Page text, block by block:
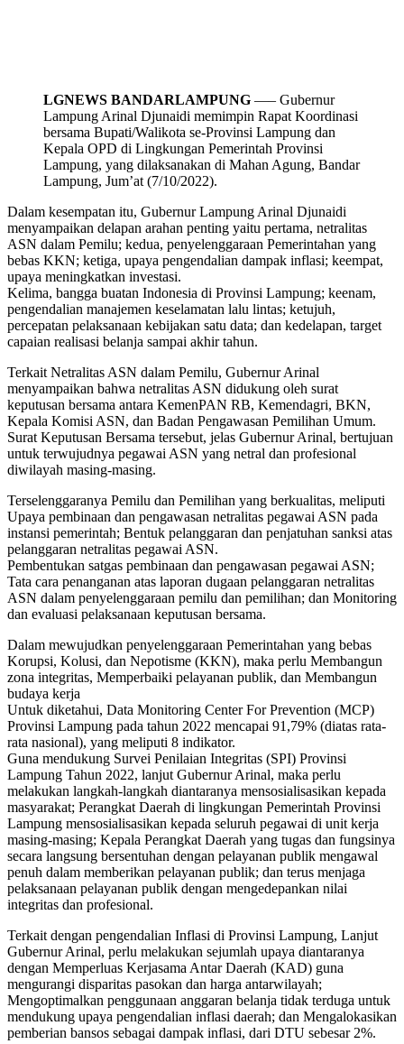
LGNEWS BANDARLAMPUNG —– Gubernur
Lampung Arinal Djunaidi memimpin Rapat Koordinasi
bersama Bupati/Walikota se-Provinsi Lampung dan
Kepala OPD di Lingkungan Pemerintah Provinsi
Lampung, yang dilaksanakan di Mahan Agung, Bandar
Lampung, Jum’at (7/10/2022).
Dalam kesempatan itu, Gubernur Lampung Arinal Djunaidi
menyampaikan delapan arahan penting yaitu pertama, netralitas
ASN dalam Pemilu; kedua, penyelenggaraan Pemerintahan yang
bebas KKN; ketiga, upaya pengendalian dampak inflasi; keempat,
upaya meningkatkan investasi.
Kelima, bangga buatan Indonesia di Provinsi Lampung; keenam,
pengendalian manajemen keselamatan lalu lintas; ketujuh,
percepatan pelaksanaan kebijakan satu data; dan kedelapan, target
capaian realisasi belanja sampai akhir tahun.
Terkait Netralitas ASN dalam Pemilu, Gubernur Arinal
menyampaikan bahwa netralitas ASN didukung oleh surat
keputusan bersama antara KemenPAN RB, Kemendagri, BKN,
Kepala Komisi ASN, dan Badan Pengawasan Pemilihan Umum.
Surat Keputusan Bersama tersebut, jelas Gubernur Arinal, bertujuan
untuk terwujudnya pegawai ASN yang netral dan profesional
diwilayah masing-masing.
Terselenggaranya Pemilu dan Pemilihan yang berkualitas, meliputi
Upaya pembinaan dan pengawasan netralitas pegawai ASN pada
instansi pemerintah; Bentuk pelanggaran dan penjatuhan sanksi atas
pelanggaran netralitas pegawai ASN.
Pembentukan satgas pembinaan dan pengawasan pegawai ASN;
Tata cara penanganan atas laporan dugaan pelanggaran netralitas
ASN dalam penyelenggaraan pemilu dan pemilihan; dan Monitoring
dan evaluasi pelaksanaan keputusan bersama.
Dalam mewujudkan penyelenggaraan Pemerintahan yang bebas
Korupsi, Kolusi, dan Nepotisme (KKN), maka perlu Membangun
zona integritas, Memperbaiki pelayanan publik, dan Membangun
budaya kerja
Untuk diketahui, Data Monitoring Center For Prevention (MCP)
Provinsi Lampung pada tahun 2022 mencapai 91,79% (diatas rata-
rata nasional), yang meliputi 8 indikator.
Guna mendukung Survei Penilaian Integritas (SPI) Provinsi
Lampung Tahun 2022, lanjut Gubernur Arinal, maka perlu
melakukan langkah-langkah diantaranya mensosialisasikan kepada
masyarakat; Perangkat Daerah di lingkungan Pemerintah Provinsi
Lampung mensosialisasikan kepada seluruh pegawai di unit kerja
masing-masing; Kepala Perangkat Daerah yang tugas dan fungsinya
secara langsung bersentuhan dengan pelayanan publik mengawal
penuh dalam memberikan pelayanan publik; dan terus menjaga
pelaksanaan pelayanan publik dengan mengedepankan nilai
integritas dan profesional.
Terkait dengan pengendalian Inflasi di Provinsi Lampung, Lanjut
Gubernur Arinal, perlu melakukan sejumlah upaya diantaranya
dengan Memperluas Kerjasama Antar Daerah (KAD) guna
mengurangi disparitas pasokan dan harga antarwilayah;
Mengoptimalkan penggunaan anggaran belanja tidak terduga untuk
mendukung upaya pengendalian inflasi daerah; dan Mengalokasikan
pemberian bansos sebagai dampak inflasi, dari DTU sebesar 2%.